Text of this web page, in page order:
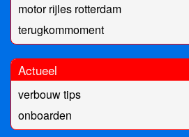
motor rijles rotterdam
terugkommoment
Actueel
verbouw tips
onboarden